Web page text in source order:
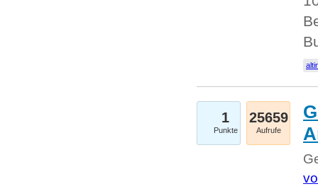
1
Punkte
25659
Aufrufe